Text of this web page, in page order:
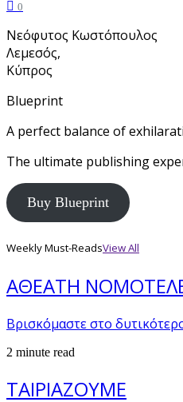
0
Νεόφυτος Κωστόπουλος
Λεμεσός,
Κύπρος
Blueprint
A perfect balance of
The ultimate publishing
Buy Blueprint
Weekly Must-ReadsView All
ΑΘΕΑΤΗ
Βρισκόμαστε στο
2 minute read
ΤΑΙΡΙΑΖΟΥΜΕ